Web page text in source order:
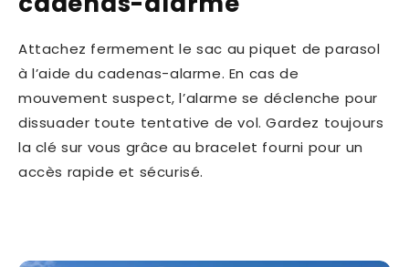
Attachez fermement le sac au piquet de parasol
à l’aide du cadenas-alarme. En cas de
mouvement suspect, l’alarme se déclenche pour
dissuader toute tentative de vol. Gardez toujours
la clé sur vous grâce au bracelet fourni pour un
accès rapide et sécurisé.